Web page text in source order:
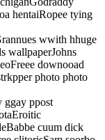
hentaiRopee tying
wwith hhuge
wallpaperJohns
downooad
photo photo
ggay ppost
cuum dick